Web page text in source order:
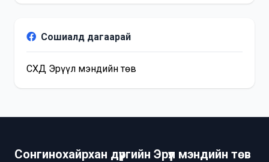
Сошиалд дагаарай
СХД Эрүүл мэндийн төв
Сонгинохайрхан дүүргийн Эрүүл мэндийн төв